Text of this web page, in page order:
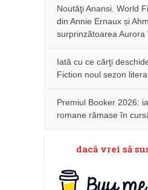
Noutăţi Anansi. World
din Annie Ernaux și
surprinzătoarea Aurora
Iată cu ce cărţi
Fiction noul sezon
Premiul Booker 2026:
romane rămase în
dacă vrei să